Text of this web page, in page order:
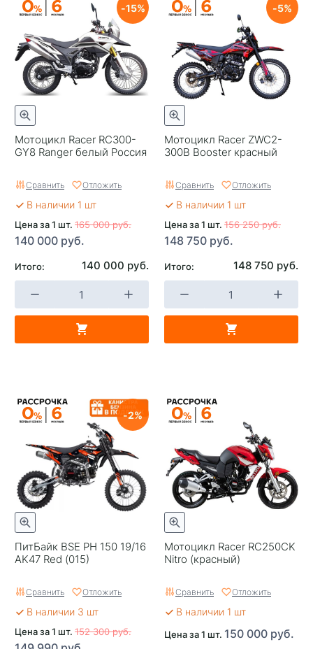
Мотоцикл Racer RC300-
GY8 Ranger белый Россия
15
Сравнить Отложить
В наличии 1 шт
Цена за 1 шт. 165 000 руб.
140 000 руб.
Итого: 140 000 руб.
Мотоцикл Racer ZWC2-
300B Booster красный
5
Сравнить Отложить
В наличии 1 шт
Цена за 1 шт. 156 250 руб.
148 750 руб.
Итого: 148 750 руб.
ПитБайк BSE PH 150 19/16
AK47 Red (015)
2
Сравнить Отложить
В наличии 3 шт
Цена за 1 шт. 152 300 руб.
Мотоцикл Racer RC250CK
Nitro (красный)
Сравнить Отложить
В наличии 1 шт
Цена за 1 шт. 150 000 руб.